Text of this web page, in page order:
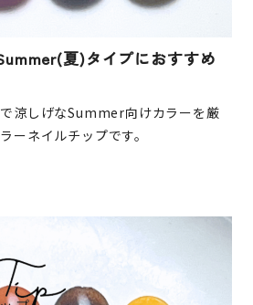
夏)タイプにおすすめ
で涼しげなSummer向けカラーを厳
ーネイルチップです。